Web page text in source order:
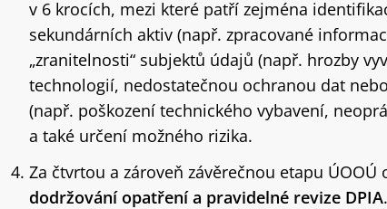
v 6 krocích, mezi které patří zejména
sekundárních aktiv (např. zpracované
„zranitelnosti“ subjektů údajů (např. hrozby
technologií, nedostatečnou ochranou dat
(např. poškození technického vybavení,
a také určení možného rizika.
Za čtvrtou a zároveň závěrečnou etapu ÚOOÚ
dodržování opatření a pravidelné revize DPIA